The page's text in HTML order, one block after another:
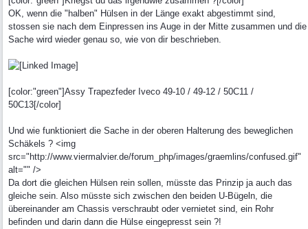
OK, wenn die "halben" Hülsen in der Länge exakt abgestimmt sind,
stossen sie nach dem Einpressen ins Auge in der Mitte zusammen und die
Sache wird wieder genau so, wie von dir beschrieben.
[color:"green"]Assy Trapezfeder Iveco 49-10 / 49-12 / 50C11 /
50C13[/color]
Und wie funktioniert die Sache in der oberen Halterung des beweglichen
Schäkels ? <img
src="http://www.viermalvier.de/forum_php/images/graemlins/confused.gif"
alt="" />
Da dort die gleichen Hülsen rein sollen, müsste das Prinzip ja auch das
gleiche sein. Also müsste sich zwischen den beiden U-Bügeln, die
übereinander am Chassis verschraubt oder vernietet sind, ein Rohr
befinden und darin dann die Hülse eingepresst sein ?!